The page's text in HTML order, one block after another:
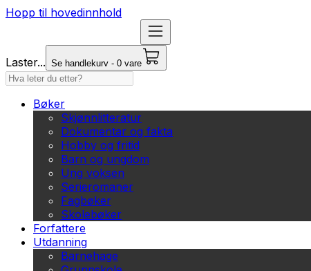
Hopp til hovedinnhold
Laster... Se handlekurv - 0 vare
Bøker
Skjønnlitteratur
Dokumentar og fakta
Hobby og fritid
Barn og ungdom
Ung voksen
Serieromaner
Fagbøker
Skolebøker
Forfattere
Utdanning
Barnehage